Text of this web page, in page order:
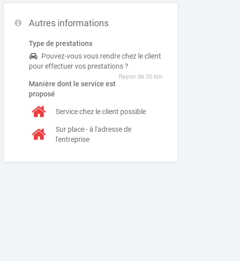
Autres informations
Type de prestations
Pouvez-vous vous rendre chez le client
pour effectuer vos prestations ?
Rayon de 30 km
Manière dont le service est
proposé
Service chez le client possible
Sur place - à l'adresse de
l'entreprise